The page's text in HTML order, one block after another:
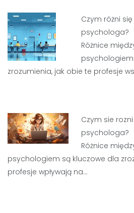
Czym różni
psychologa?
Różnice
zrozumienia, jak obie te profesje
Czym sie
psychologa?
Różnice
psychologiem są kluczowe dla
profesje wpływają na…